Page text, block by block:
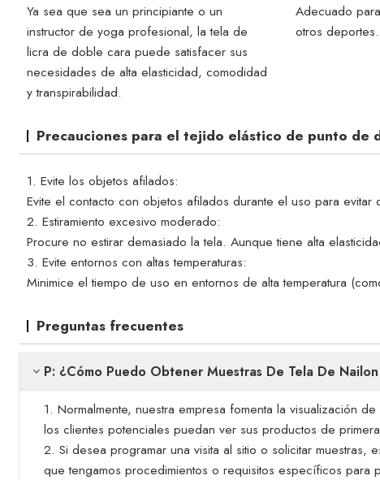
Ya sea que sea un principiante o un
instructor de yoga profesional, la tela de
licra de doble cara puede satisfacer sus
necesidades de alta elasticidad, comodidad
y transpirabilidad.
Adecuado
otros deportes.
Precauciones para el tejido elástico de punto de
1. Evite los objetos afilados:
Evite el contacto con objetos afilados durante el uso para
2. Estiramiento excesivo moderado:
Procure no estirar demasiado la tela. Aunque tiene alta
3. Evite entornos con altas temperaturas:
Minimice el tiempo de uso en entornos de alta temperatura
Preguntas frecuentes
P: ¿Cómo Puedo Obtener Muestras De Tela De Nailon
1. Normalmente, nuestra empresa fomenta la visualización
los clientes potenciales puedan ver sus productos de
2. Si desea programar una visita al sitio o solicitar
que tengamos procedimientos o requisitos específicos para